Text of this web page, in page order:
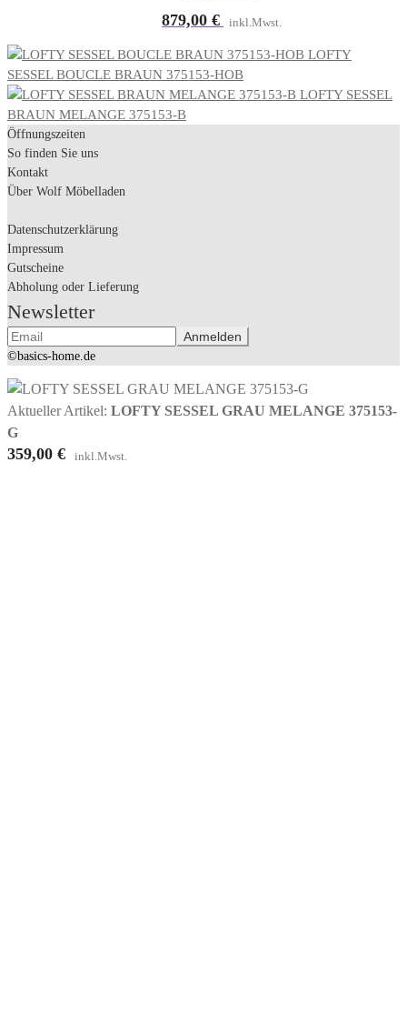
879,00 € inkl.Mwst.
LOFTY
SESSEL BOUCLE BRAUN 375153-HOB
LOFTY SESSEL
BRAUN MELANGE 375153-B
Öffnungszeiten
So finden Sie uns
Kontakt
Über Wolf Möbelladen
Datenschutzerklärung
Impressum
Gutscheine
Abholung oder Lieferung
Newsletter
©basics-home.de
Aktueller Artikel: LOFTY SESSEL GRAU MELANGE 375153-
G
359,00 € inkl.Mwst.